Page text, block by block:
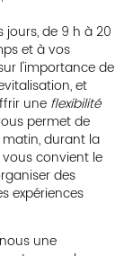
de 9 h à 20
et à vos
l'importance de
et
une flexibilité
permet de
durant la
convient le
des
expériences
une